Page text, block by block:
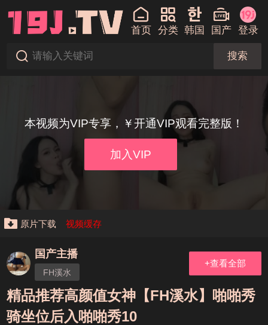
首页 分类 韩国 国产 登录
搜索
本视频为VIP专享，￥开通VIP观看完整版！
加入VIP
原片下载 视频缓存
国产主播
FH溪水
+查看全部
精品推荐高颜值女神【FH溪水】啪啪秀
骑坐位后入啪啪秀10
本站大事件(19j网站发展历程)